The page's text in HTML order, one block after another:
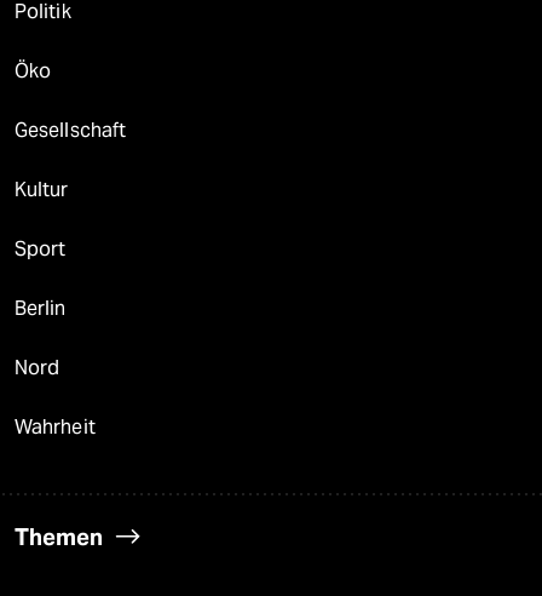
Politik
Öko
Gesellschaft
Kultur
Sport
Berlin
Nord
Wahrheit
Themen